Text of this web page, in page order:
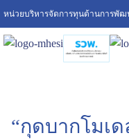
Skip
to
content
หน่วยบริหารจัดการทุนด้านการพั
Search
“กุดบากโมเ